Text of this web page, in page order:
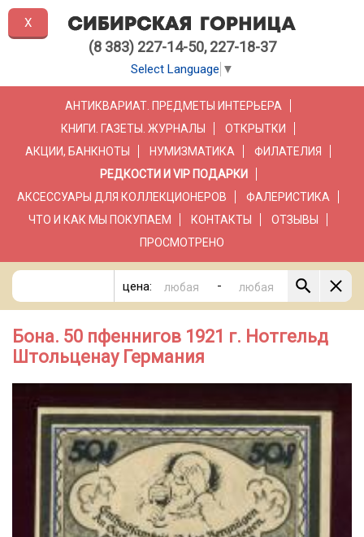
(8 383) 227-14-50, 227-18-37
Select Language ▼
АНТИКВАРИАТ. ПРЕДМЕТЫ ИНТЕРЬЕРА
КНИГИ. ГАЗЕТЫ. ЖУРНАЛЫ
ОТКРЫТКИ
АКЦИИ, БАНКНОТЫ
НУМИЗМАТИКА
ФИЛАТЕЛИЯ
РЕДКОСТИ И VIP ПОДАРКИ
АКСЕССУАРЫ ДЛЯ КОЛЛЕКЦИОНЕРОВ
ФАЛЕРИСТИКА
ЧТО И КАК МЫ ПОКУПАЕМ
КОНТАКТЫ
ОТЗЫВЫ
ПРОСМОТРЕНО
цена: -
Бона. 50 пфеннигов 1921 г. Нотгельд
Штольценау Германия
X